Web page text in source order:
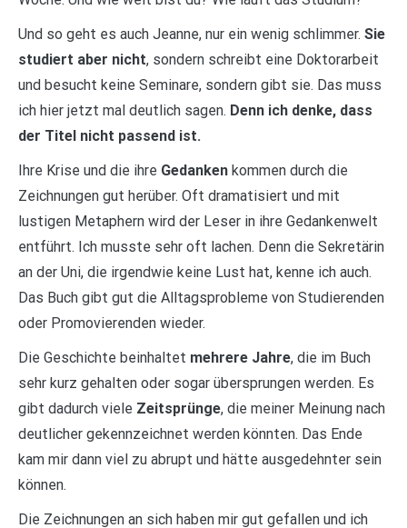
Und so geht es auch Jeanne, nur ein wenig schlimmer. Sie
studiert aber nicht, sondern schreibt eine Doktorarbeit
und besucht keine Seminare, sondern gibt sie. Das muss
ich hier jetzt mal deutlich sagen. Denn ich denke, dass
der Titel nicht passend ist.
Ihre Krise und die ihre Gedanken kommen durch die
Zeichnungen gut herüber. Oft dramatisiert und mit
lustigen Metaphern wird der Leser in ihre Gedankenwelt
entführt. Ich musste sehr oft lachen. Denn die Sekretärin
an der Uni, die irgendwie keine Lust hat, kenne ich auch.
Das Buch gibt gut die Alltagsprobleme von Studierenden
oder Promovierenden wieder.
Die Geschichte beinhaltet mehrere Jahre, die im Buch
sehr kurz gehalten oder sogar übersprungen werden. Es
gibt dadurch viele Zeitsprünge, die meiner Meinung nach
deutlicher gekennzeichnet werden könnten. Das Ende
kam mir dann viel zu abrupt und hätte ausgedehnter sein
können.
Die Zeichnungen an sich haben mir gut gefallen und ich